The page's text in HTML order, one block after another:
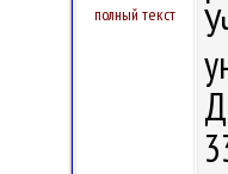
полный текст